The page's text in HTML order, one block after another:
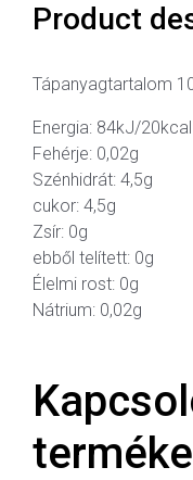
Product
Tápanyagtartalom
Energia: 84kJ/20kcal
Fehérje: 0,02g
Szénhidrát: 4,5g
cukor: 4,5g
Zsír: 0g
ebből telített: 0g
Élelmi rost: 0g
Nátrium: 0,02g